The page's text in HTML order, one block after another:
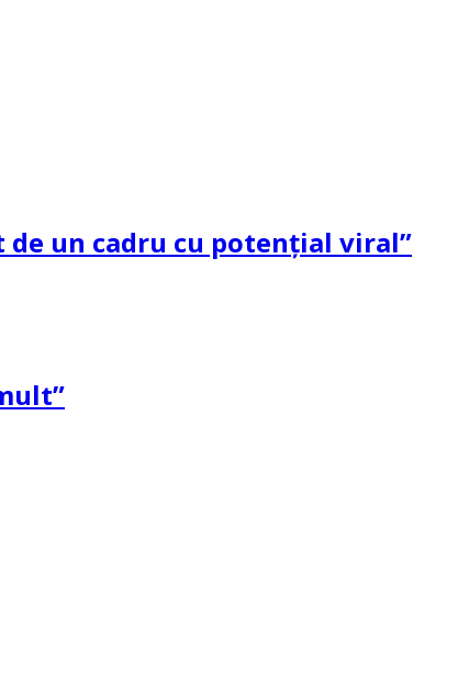
de un cadru cu potenţial viral”